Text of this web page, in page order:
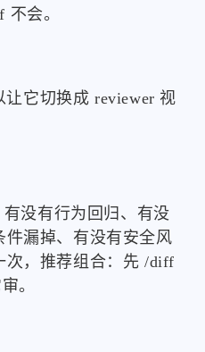
会。
它切换成 reviewer 视
没有行为回归、有没
件漏掉、有没有安全风
次，推荐组合：先 /diff
。